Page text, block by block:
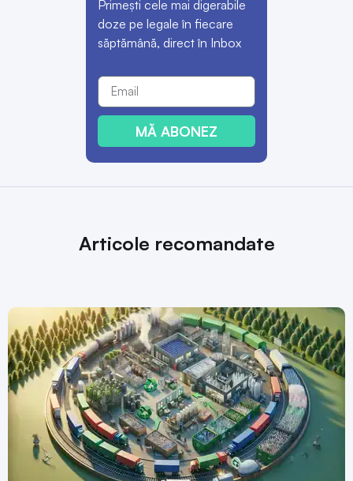
Primești cele mai digerabile
doze pe legale în fiecare
săptămână, direct în Inbox
MĂ ABONEZ
Articole recomandate